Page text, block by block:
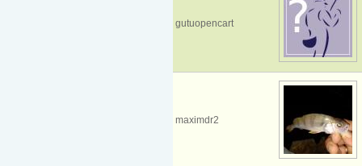
gutuopencart
maximdr2